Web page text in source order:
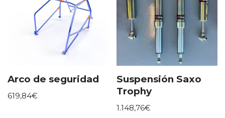
Arco de seguridad
619,84€
Suspensión Saxo
Trophy
1.148,76€